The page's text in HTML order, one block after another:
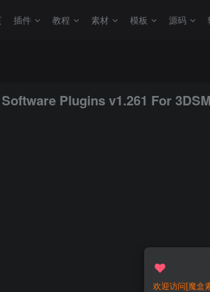
插件 教程 素材 模板 源码
Plugins v1.261 For
欢迎访问[魔盒